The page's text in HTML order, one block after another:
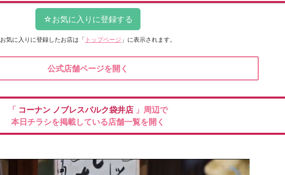
お気に入りに登録したお店は 「 トップページ 」に表示されます。
公式店舗ページを開く
「 コーナン ノブレスパルク袋井店 」周辺で
本日チラシを掲載している店舗一覧を開く